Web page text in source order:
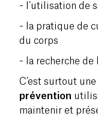
- l’utilisation de
- la pratique de
du corps
- la recherche de
C’est surtout une
prévention
maintenir et